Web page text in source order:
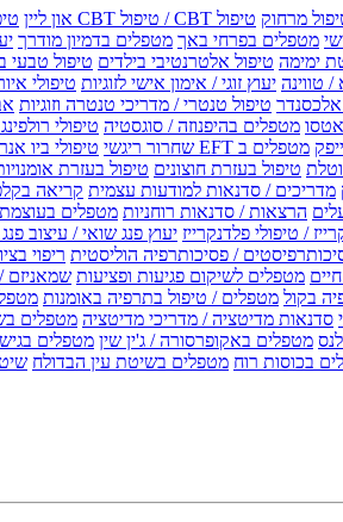
מרחוק טיפול CBT / טיפול CBT און ליין
מטפלים בפרחי באך מטפלים בדמיון מודרך
ימימה טיפול אלטרנטיבי בילדים טיפול טבעי
/ טווינה יעוץ זוגי / אימון אישי לזוגיות טיפולי
טיפול טנטרי / מדריכי טנטרה וזוגיות
מטפלים בהיפנוזה / סוגסטיה טיפולי
מטפלים ב EFT שחרור ריגשי טיפולי ביו
טיפול בעזרת חוצונים טיפול בעזרת
מדריכים / סדנאות למודעות עצמית קריאה
הרצאות / סדנאות רוחניות מטפלים
/ טיפולי פלדנקרייז יעוץ פנג שואי / עיצוב
/ פסיכותרפיה הוליסטית ריפוי
מטפלים לשיקום פגיעות ופציעות שמאניזם
בקול מטפלים / טיפול בתרפיה באומנות
סדנאות מדיטציה / מדריכי מדיטציה מטפלים
מטפלים באקופרסורה / ג'ין שין מטפלים
בכוסות רוח מטפלים בשיטת עין הבדולח